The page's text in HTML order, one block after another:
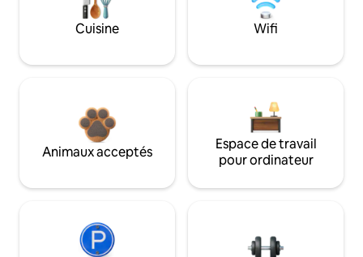
Cuisine Wifi
Animaux acceptés
Espace de travail
pour ordinateur